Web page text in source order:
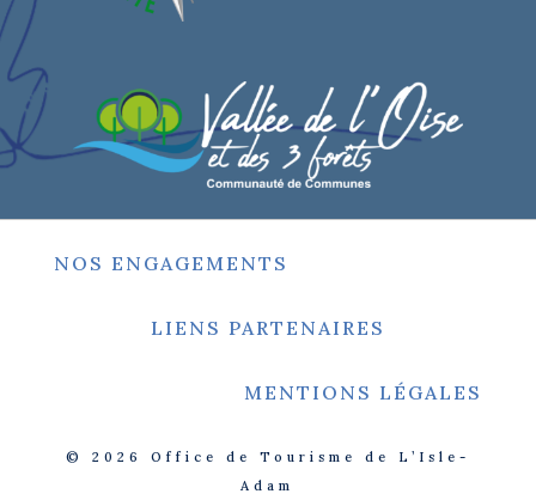
NOS ENGAGEMENTS
LIENS PARTENAIRES
MENTIONS LÉGALES
© 2026
Office de Tourisme de L’Isle-
Adam